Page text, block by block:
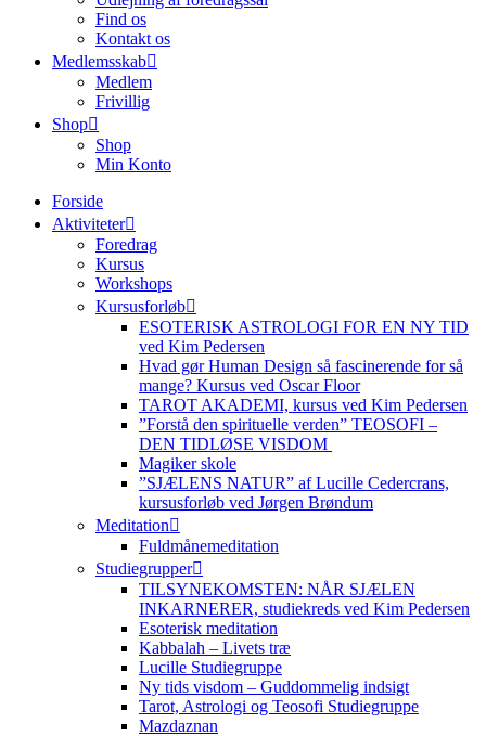
Find os
Kontakt os
Medlemsskab
Medlem
Frivillig
Shop
Shop
Min Konto
Forside
Aktiviteter
Foredrag
Kursus
Workshops
Kursusforløb
ESOTERISK ASTROLOGI FOR EN NY TID
ved Kim Pedersen
Hvad gør Human Design så fascinerende for så
mange? Kursus ved Oscar Floor
TAROT AKADEMI, kursus ved Kim Pedersen
”Forstå den spirituelle verden” TEOSOFI –
DEN TIDLØSE VISDOM
Magiker skole
”SJÆLENS NATUR” af Lucille Cedercrans,
kursusforløb ved Jørgen Brøndum
Meditation
Fuldmånemeditation
Studiegrupper
TILSYNEKOMSTEN: NÅR SJÆLEN
INKARNERER, studiekreds ved Kim Pedersen
Esoterisk meditation
Kabbalah – Livets træ
Lucille Studiegruppe
Ny tids visdom – Guddommelig indsigt
Tarot, Astrologi og Teosofi Studiegruppe
Mazdaznan